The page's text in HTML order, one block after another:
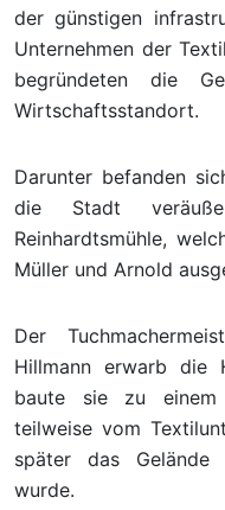
der günstigen
Unternehmen der
begründeten die
Wirtschaftsstandort.
Darunter befanden
die Stadt
Reinhardtsmühle,
Müller und Arnold
Der
Hillmann erwarb die
baute sie zu einem
teilweise vom
später das Gelände
wurde.